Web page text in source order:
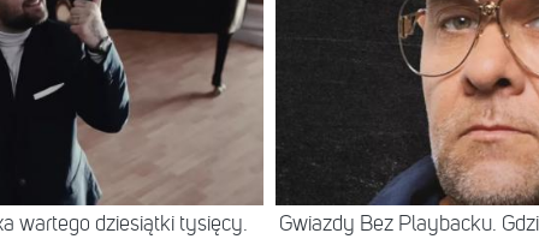
wartego dziesiątki tysięcy.
Gwiazdy Bez Playbacku.